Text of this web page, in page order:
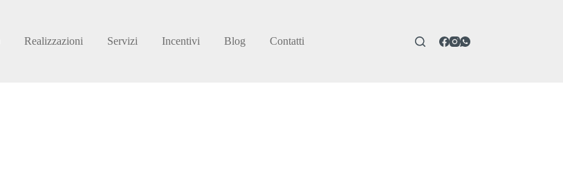
Realizzazioni Servizi Incentivi Blog Contatti